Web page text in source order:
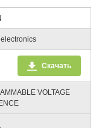
Скачать
VOLTAGE